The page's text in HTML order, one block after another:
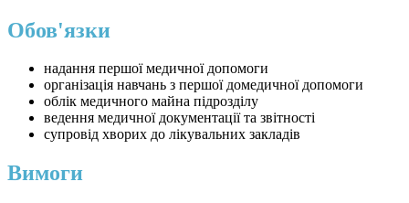
Обов'язки
надання першої медичної допомоги
організація навчань з першої домедичної допомоги
облік медичного майна підрозділу
ведення медичної документації та звітності
супровід хворих до лікувальних закладів
Вимоги